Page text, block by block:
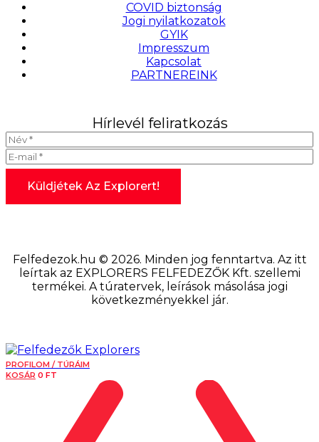
COVID biztonság
Jogi nyilatkozatok
GYIK
Impresszum
Kapcsolat
PARTNEREINK
Hírlevél feliratkozás
Felfedezok.hu © 2026. Minden jog fenntartva. Az itt
leírtak az EXPLORERS FELFEDEZŐK Kft. szellemi
termékei. A túratervek, leírások másolása jogi
következményekkel jár.
PROFILOM / TÚRÁIM
KOSÁR 0 FT